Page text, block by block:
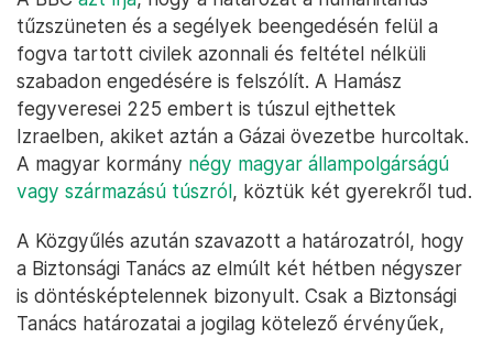
tűzszüneten és a segélyek beengedésén felül a
fogva tartott civilek azonnali és feltétel nélküli
szabadon engedésére is felszólít. A Hamász
fegyveresei 225 embert is túszul ejthettek
Izraelben, akiket aztán a Gázai övezetbe hurcoltak.
A magyar kormány négy magyar állampolgárságú
vagy származású túszról, köztük két gyerekről tud.
A Közgyűlés azután szavazott a határozatról, hogy
a Biztonsági Tanács az elmúlt két hétben négyszer
is döntésképtelennek bizonyult. Csak a Biztonsági
Tanács határozatai a jogilag kötelező érvényűek,